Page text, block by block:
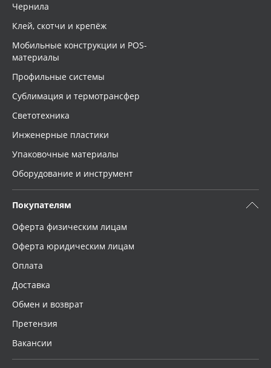
Чернила
Клей, скотчи и крепёж
Мобильные конструкции и POS-
материалы
Профильные системы
Сублимация и термотрансфер
Светотехника
Инженерные пластики
Упаковочные материалы
Оборудование и инструмент
Покупателям
Оферта физическим лицам
Оферта юридическим лицам
Оплата
Доставка
Обмен и возврат
Претензия
Вакансии